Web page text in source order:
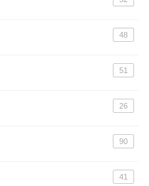
48
51
26
90
41